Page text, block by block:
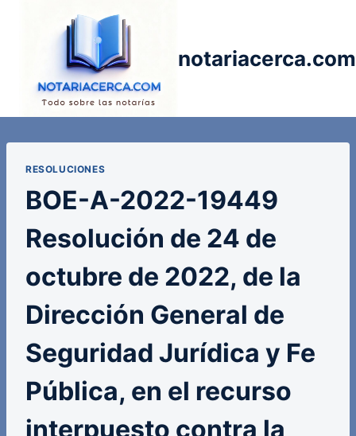
notariacerca.com
RESOLUCIONES
BOE-A-2022-19449
Resolución de 24 de
octubre de 2022, de la
Dirección General de
Seguridad Jurídica y Fe
Pública, en el recurso
interpuesto contra la